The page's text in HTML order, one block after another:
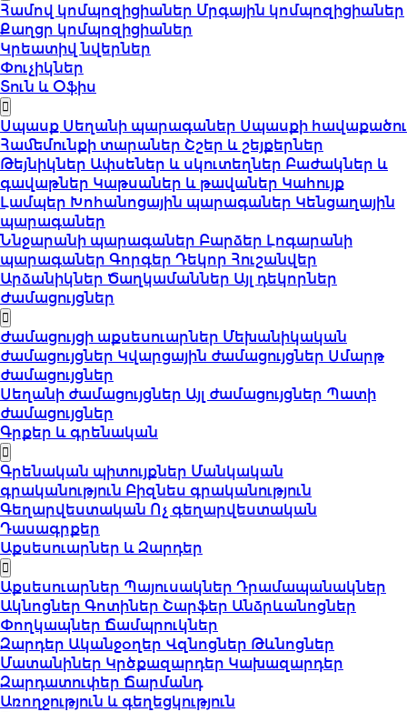
Համով կոմպոզիցիաներ Մրգային կոմպոզիցիաներ
Քաղցր կոմպոզիցիաներ
Կրեատիվ նվերներ
Փուչիկներ
Տուն և Օֆիս
Սպասք Սեղանի պարագաներ Սպասքի հավաքածու
Համեմունքի տարաներ Շշեր և շեյքերներ
Թեյնիկներ Ափսեներ և սկուտեղներ Բաժակներ և
գավաթներ Կաթսաներ և թավաներ Կահույք
Լամպեր Խոհանոցային պարագաներ Կենցաղային
պարագաներ
Ննջարանի պարագաներ Բարձեր Լոգարանի
պարագաներ Գորգեր Դեկոր Հուշանվեր
Արձանիկներ Ծաղկամաններ Այլ դեկորներ
Ժամացույցներ
Ժամացույցի աքսեսուարներ Մեխանիկական
ժամացույցներ Կվարցային ժամացույցներ Սմարթ
ժամացույցներ
Սեղանի ժամացույցներ Այլ ժամացույցներ Պատի
ժամացույցներ
Գրքեր և գրենական
Գրենական պիտույքներ Մանկական
գրականություն Բիզնես գրականություն
Գեղարվեստական Ոչ գեղարվեստական
Դասագրքեր
Աքսեսուարներ և Զարդեր
Աքսեսուարներ Պայուսակներ Դրամապանակներ
Ակնոցներ Գոտիներ Շարֆեր Անձրևանոցներ
Փողկապներ Ճամպրուկներ
Զարդեր Ականջօղեր Վզնոցներ Թևնոցներ
Մատանիներ Կրծքազարդեր Կախազարդեր
Զարդատուփեր Ճարմանդ
Առողջություն և գեղեցկություն